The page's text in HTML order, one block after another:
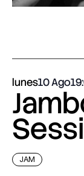
lunes10 Ago
JAM